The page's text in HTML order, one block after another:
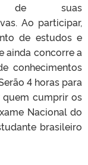
de suas
Ao participar,
de estudos e
ainda concorre a
conhecimentos
4 horas para
quem cumprir os
Nacional do
brasileiro